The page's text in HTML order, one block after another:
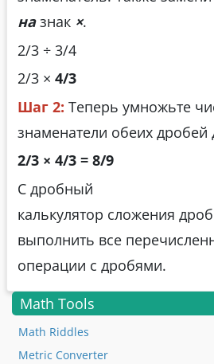
назнак ×.
2/3 ÷ 3/4
2/3 × 4/3
Шаг 2: Теперь умножьте
знаменатели обеих дробей
2/3 × 4/3 = 8/9
С дробный
калькулятор сложения
выполнить все
операции с дробями.
Math Tools
Math Riddles
Metric Converter